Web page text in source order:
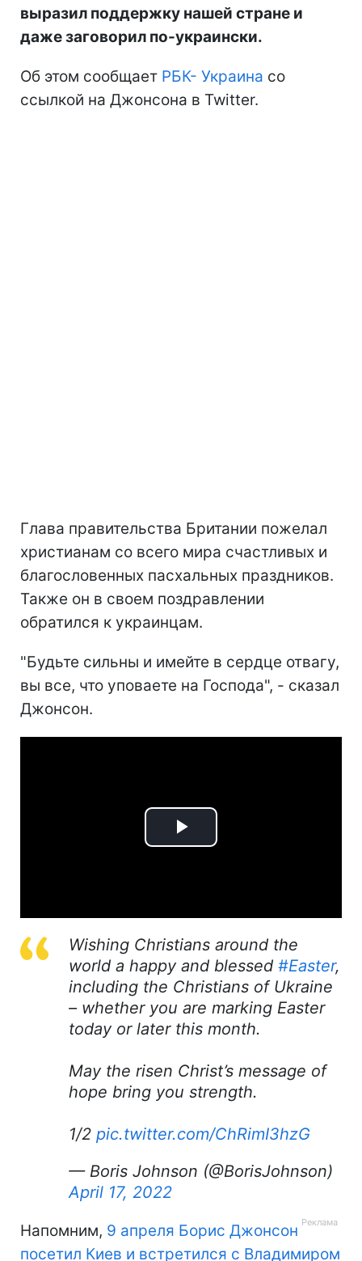
выразил поддержку нашей стране и
даже заговорил по-украински.
Об этом сообщает РБК- Украина со
ссылкой на Джонсона в Twitter.
Глава правительства Британии пожелал
христианам со всего мира счастливых и
благословенных пасхальных праздников.
Также он в своем поздравлении
обратился к украинцам.
"Будьте сильны и имейте в сердце отвагу,
вы все, что уповаете на Господа", - сказал
Джонсон.
Play
Wishing Christians around the
world a happy and blessed #Easter,
including the Christians of Ukraine
– whether you are marking Easter
today or later this month.
May the risen Christ’s message of
hope bring you strength.
1/2 pic.twitter.com/ChRimI3hzG
— Boris Johnson (@BorisJohnson)
April 17, 2022
Напомним, 9 апреля Борис Джонсон
посетил Киев и встретился с Владимиром